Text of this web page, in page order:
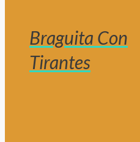
Braguita Con
Tirantes